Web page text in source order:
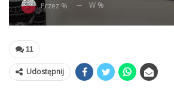
Przez % W %
11
Udostępnij